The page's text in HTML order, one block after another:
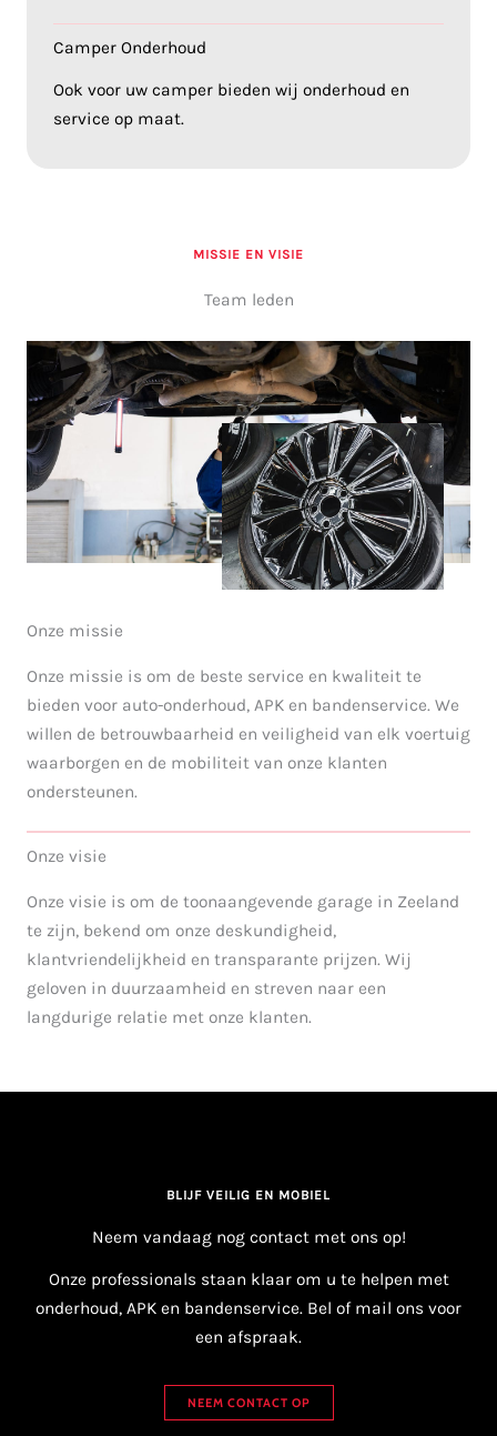
Camper Onderhoud
Ook voor uw camper bieden wij onderhoud en
service op maat.
MISSIE EN VISIE
Team leden
Onze missie
Onze missie is om de beste service en kwaliteit te
bieden voor auto-onderhoud, APK en bandenservice. We
willen de betrouwbaarheid en veiligheid van elk voertuig
waarborgen en de mobiliteit van onze klanten
ondersteunen.
Onze visie
Onze visie is om de toonaangevende garage in Zeeland
te zijn, bekend om onze deskundigheid,
klantvriendelijkheid en transparante prijzen. Wij
geloven in duurzaamheid en streven naar een
langdurige relatie met onze klanten.
BLIJF VEILIG EN MOBIEL
Neem vandaag nog contact met ons op!
Onze professionals staan klaar om u te helpen met
onderhoud, APK en bandenservice. Bel of mail ons voor
een afspraak.
NEEM CONTACT OP